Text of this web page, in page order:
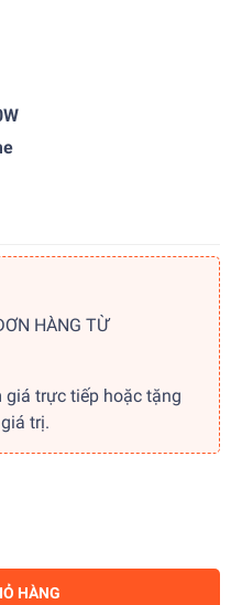
HÀNG TỪ
giá trực tiếp hoặc tặng
trị.
HÀNG